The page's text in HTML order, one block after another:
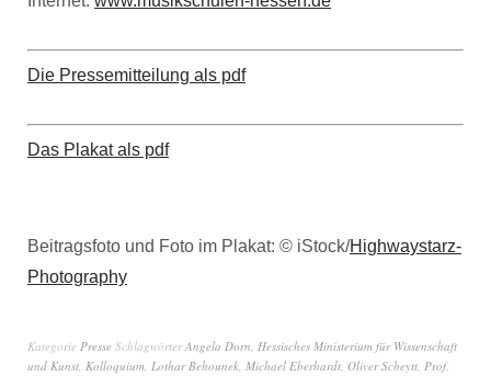
Die Pressemitteilung als pdf
Das Plakat als pdf
Beitragsfoto und Foto im Plakat: © iStock/Highwaystarz-
Photography
Kategorie Presse SchlagwörterAngela Dorn, Hessisches Ministerium für Wissenschaft
und Kunst, Kolloquium, Lothar Behounek, Michael Eberhardt, Oliver Scheytt, Prof.